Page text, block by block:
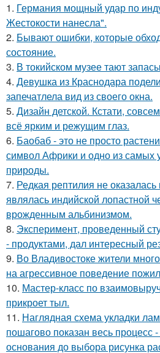
1. Германия мощный удар по
Жестокости нанесла".
2. Бывают ошибки, которые
состояние.
3. В токийском музее тают
4. Девушка из Краснодара
запечатлела вид из своего окна.
5. Дизайн детской. Кстати,
всё ярким и режущим глаз.
6. Баобаб - это не просто
символ Африки и одно из самых
природы.
7. Редкая рептилия не
являлась индийской лопастной
врожденным альбинизмом.
8. Эксперимент, проведенный
- продуктами, дал интересный
9. Во Владивостоке жители
на агрессивное поведение
10. Мастер-класс по
прикроет тыл.
11. Наглядная схема укладки
пошагово показан весь процесс -
основания до выбора рисунка